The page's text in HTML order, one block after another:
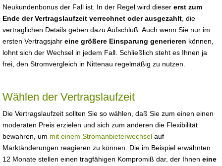
Neukundenbonus der Fall ist. In der Regel wird dieser erst zum
Ende der Vertragslaufzeit verrechnet oder ausgezahlt , die
vertraglichen Details geben dazu Aufschluß. Auch wenn Sie nur im
ersten Vertragsjahr eine größere Einsparung generieren können,
lohnt sich der Wechsel in jedem Fall. Schließlich steht es Ihnen ja
frei, den Stromvergleich in Nittenau regelmäßig zu nutzen.
Wählen der Vertragslaufzeit
Die Vertragslaufzeit sollten Sie so wählen, daß Sie zum einen einen
moderaten Preis erzielen und sich zum anderen die Flexibilität
bewahren, um mit einem Stromanbieterwechsel auf
Marktänderungen reagieren zu können. Die im Beispiel erwähnten
12 Monate stellen einen tragfähigen Kompromiß dar, der Ihnen eine